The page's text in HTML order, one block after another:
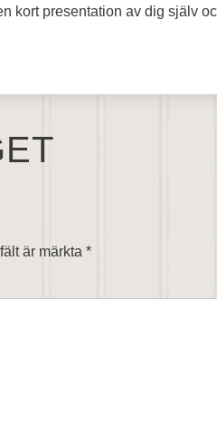
kort presentation av dig själv
är märkta *